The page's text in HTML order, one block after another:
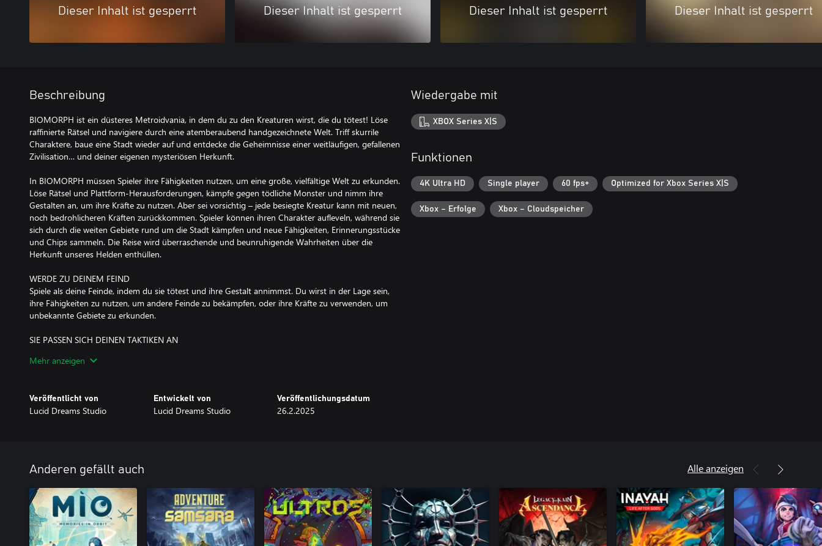
Dieser Inhalt ist gesperrt Dieser Inhalt ist gesperrt Dieser Inhalt ist gesperrt Dieser Inhalt ist gesperrt
Beschreibung
BIOMORPH ist ein düsteres Metroidvania, in dem du zu den Kreaturen wirst, die du tötest! Löse
raffinierte Rätsel und navigiere durch eine atemberaubend handgezeichnete Welt. Triff skurrile
Charaktere, baue eine Stadt wieder auf und entdecke die Geheimnisse einer weitläufigen, gefallenen
Zivilisation… und deiner eigenen mysteriösen Herkunft.
In BIOMORPH müssen Spieler ihre Fähigkeiten nutzen, um eine große, vielfältige Welt zu erkunden.
Löse Rätsel und Plattform-Herausforderungen, kämpfe gegen tödliche Monster und nimm ihre
Gestalten an, um ihre Kräfte zu nutzen. Aber sei vorsichtig – jede besiegte Kreatur kann mit neuen,
noch bedrohlicheren Kräften zurückkommen. Spieler können ihren Charakter aufleveln, während sie
sich durch die weiten Gebiete rund um die Stadt kämpfen und neue Fähigkeiten, Erinnerungsstücke
und Chips sammeln. Die Reise wird überraschende und beunruhigende Wahrheiten über die
Herkunft unseres Helden enthüllen.
WERDE ZU DEINEM FEIND
Spiele als deine Feinde, indem du sie tötest und ihre Gestalt annimmst. Du wirst in der Lage sein,
ihre Fähigkeiten zu nutzen, um andere Feinde zu bekämpfen, oder ihre Kräfte zu verwenden, um
unbekannte Gebiete zu erkunden.
SIE PASSEN SICH DEINEN TAKTIKEN AN
Kräfte freischalten, um ein einzigartiges Erlebnis zu schaffen, wenn du Gebiete des Spiels erneut
WÄHLE DEINE WAFFEN
Wähle deinen Kampfstil mit einem Arsenal an Nah- und Fernkampfwaffen, die alle ihren eigenen
ERKUNDE EINE WEITLÄUFIGE WELT
Erkunde eine weitläufige, nicht-lineare, miteinander verbundene Welt, die aus vielen verschiedenen
Umgebungen besteht, Heimat von optionalen Bosskämpfen, exzentrischen NPCs, zahlreichen
Geheimnissen und Upgrades, die die mutigsten Entdecker belohnen.
BAUE EIN DORF WIEDER AUF
Mehr anzeigen
Veröffentlicht von
Lucid Dreams Studio
Entwickelt von
Lucid Dreams Studio
Veröffentlichungsdatum
26.2.2025
Wiedergabe mit
XBOX Series X|S
Funktionen
4K Ultra HD Single player 60 fps+ Optimized for Xbox Series X|S
Xbox – Erfolge Xbox – Cloudspeicher
Anderen gefällt auch Alle anzeigen